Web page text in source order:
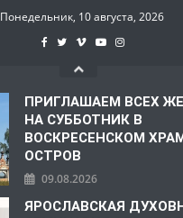
Понедельник, 10 августа, 2026
ПРИГЛАШАЕМ ВСЕХ
НА СУББОТНИК В
ВОСКРЕСЕНСКОМ
ОСТРОВ
09.08.2026
ЯРОСЛАВСКАЯ